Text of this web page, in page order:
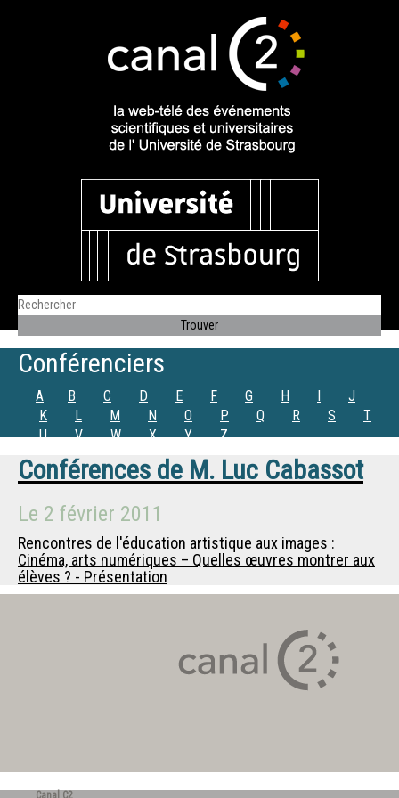
Conférenciers
A B C D E F G H I
J
K
L M N O P Q R S
T
U
V W X Y Z
Conférences de M. Luc Cabassot
Le 2 février 2011
Rencontres de l'éducation artistique aux images :
Cinéma, arts numériques – Quelles œuvres montrer aux
élèves ? - Présentation
Canal C2